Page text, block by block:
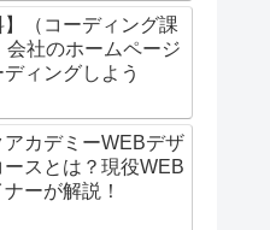
】（コーディング課
会社のホームページ
ディングしよう
アカデミーWEBデザ
ースとは？現役WEB
ーが解説！